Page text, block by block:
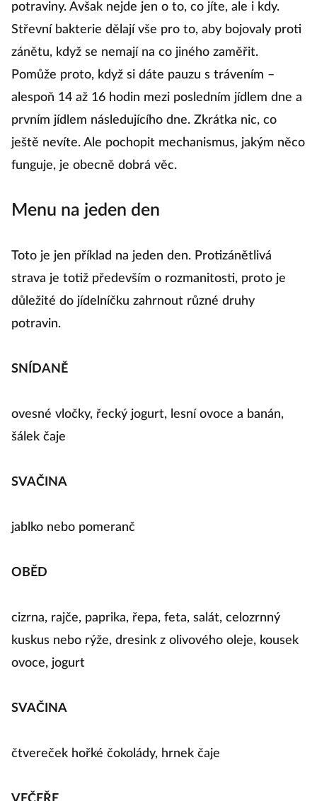
potraviny. Avšak nejde jen o to, co jíte, ale i kdy.
Střevní bakterie dělají vše pro to, aby bojovaly proti
zánětu, když se nemají na co jiného zaměřit.
Pomůže proto, když si dáte pauzu s trávením –
alespoň 14 až 16 hodin mezi posledním jídlem dne a
prvním jídlem následujícího dne. Zkrátka nic, co
ještě nevíte. Ale pochopit mechanismus, jakým něco
funguje, je obecně dobrá věc.
Menu na jeden den
Toto je jen příklad na jeden den. Protizánětlivá
strava je totiž především o rozmanitosti, proto je
důležité do jídelníčku zahrnout různé druhy
potravin.
SNÍDANĚ
ovesné vločky, řecký jogurt, lesní ovoce a banán,
šálek čaje
SVAČINA
jablko nebo pomeranč
OBĚD
cizrna, rajče, paprika, řepa, feta, salát, celozrnný
kuskus nebo rýže, dresink z olivového oleje, kousek
ovoce, jogurt
SVAČINA
čtvereček hořké čokolády, hrnek čaje